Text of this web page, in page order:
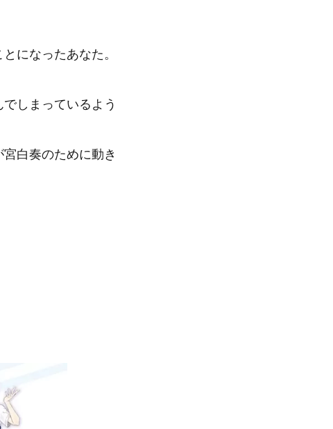
になったあなた。
しまっているよう
白奏のために動き